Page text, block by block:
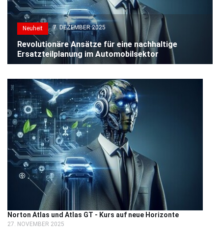
Neuheit 7. DEZEMBER 2025
Revolutionäre Ansätze für eine nachhaltige
Ersatzteilplanung im Automobilsektor
Norton Atlas und Atlas GT - Kurs auf neue Horizonte
27. NOVEMBER 2025